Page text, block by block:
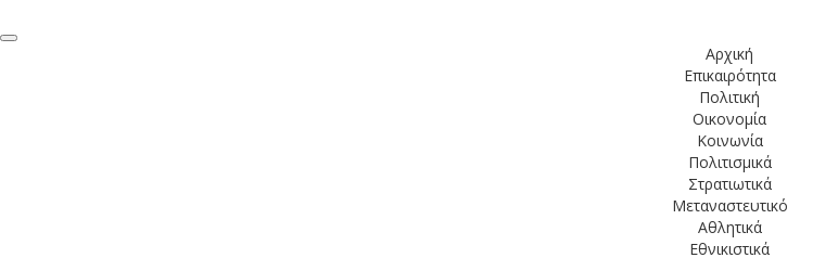
Οι φύλακες των νησιών του Αιγαίου (Βίντεο)
προς Τουρκία: Τα χαρτιά μας είναι πιο κιτρινισμένα
Αρχική
Επικαιρότητα
Πολιτική
Οικονομία
Κοινωνία
Πολιτισμικά
Στρατιωτικά
Μεταναστευτικό
Αθλητικά
Εθνικιστικά